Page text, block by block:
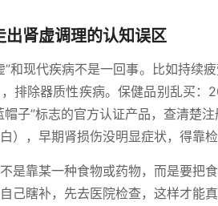
出肾虚调理的认知误区
”和现代疾病不是一回事。比如持续
排除器质性疾病。保健品别乱买
帽子”标志的官方认证产品，查清楚
），早期肾损伤没明显症状，得靠检
是靠某一种食物或药物，而是要把
己瞎补，先去医院检查，这样才能